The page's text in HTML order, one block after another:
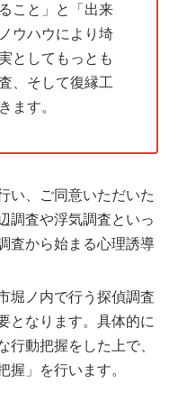
こと」と「出来
ウハウにより埼
としてもっとも
、そして復縁工
ます。
い、ご同意いただいた
調査や浮気調査といっ
査から始まる心理誘導
堀ノ内で行う探偵調査
となります。具体的に
行動把握をした上で、
握」を行います。